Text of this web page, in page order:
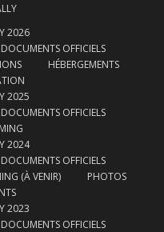
2026
DOCUMENTS OFFICIELS
HÉBERGEMENTS
2025
DOCUMENTS OFFICIELS
2024
DOCUMENTS OFFICIELS
(À VENIR)
PHOTOS
2023
DOCUMENTS OFFICIELS